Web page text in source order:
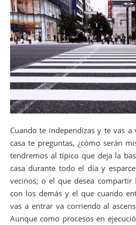
Cuando te independizas y te vas
casa te preguntas, ¿cómo serán
tendremos al típico que deja la
casa durante todo el día y
vecinos; o el que desea compartir
con los demás y el que cuando
vas a entrar va corriendo al
Aunque como procesos en